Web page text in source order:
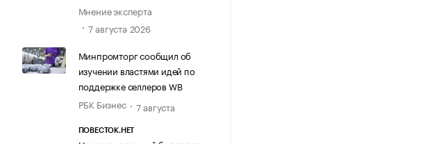
Мнение эксперта
7 августа 2026
Минпромторг сообщил об
изучении властями идей по
поддержке селлеров WB
РБК Бизнес
7 августа
ПОВЕСТОК.НЕТ